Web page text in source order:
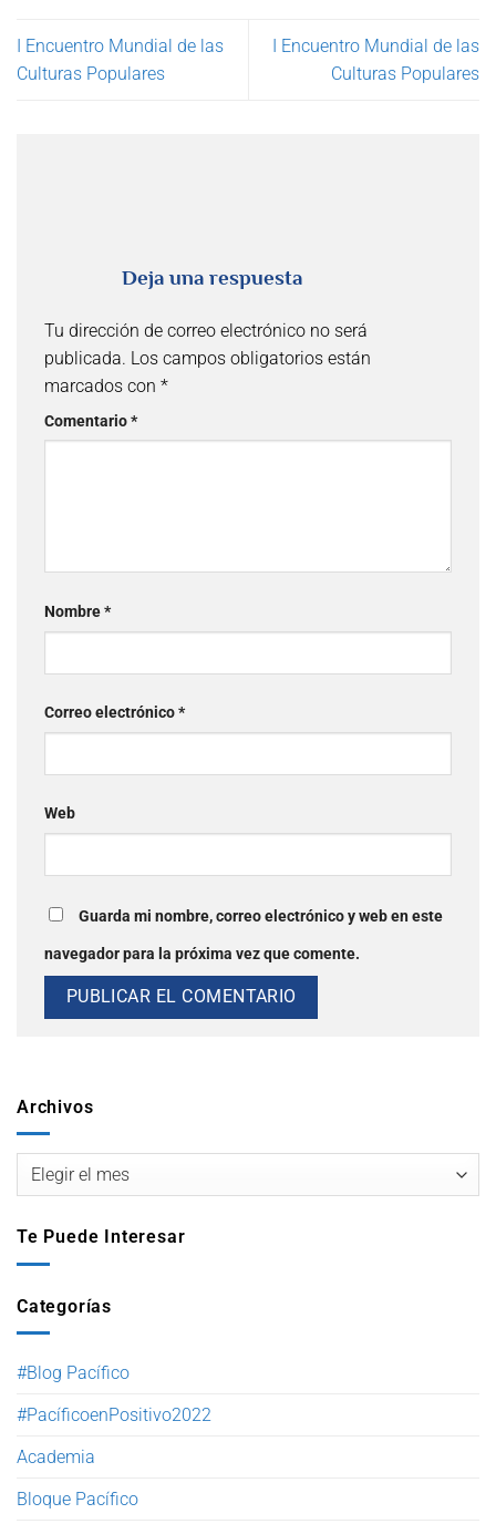
Archivos
Te Puede Interesar
Categorías
#Blog Pacífico
#PacíficoenPositivo2022
Academia
Bloque Pacífico
I Encuentro Mundial de las
Culturas Populares
I Encuentro Mundial de las
Culturas Populares
Deja una respuesta
Tu dirección de correo electrónico no será
publicada. Los campos obligatorios están
marcados con *
Comentario*
Nombre*
Correo electrónico*
Web
Guarda mi nombre, correo electrónico y web en este
navegador para la próxima vez que comente.